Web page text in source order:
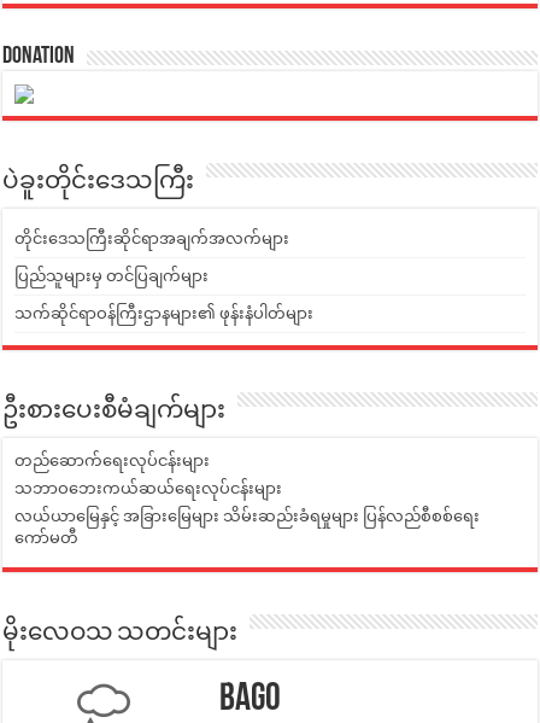
Donation
ပဲခူးတိုင်းဒေသကြီး
တိုင်းဒေသကြီးဆိုင်ရာအချက်အလက်များ
ပြည်သူများမှ တင်ပြချက်များ
သက်ဆိုင်ရာဝန်ကြီးဌာနများ၏ ဖုန်းနံပါတ်များ
ဦးစားပေးစီမံချက်များ
တည်ဆောက်ရေးလုပ်ငန်းများ
သဘာဝဘေးကယ်ဆယ်ရေးလုပ်ငန်းများ
လယ်ယာမြေနှင့် အခြားမြေများ သိမ်းဆည်းခံရမှုများ ပြန်လည်စီစစ်ရေး
ကော်မတီ
မိုးလေဝသ သတင်းများ
Bago